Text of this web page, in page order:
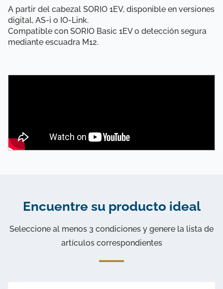
A partir del cabezal SORIO 1EV, disponible en versiones
digital, AS-i o IO-Link.
Compatible con SORIO Basic 1EV o detección segura
mediante escuadra M12.
Encuentre su producto ideal
Seleccione al menos 3 condiciones y genere la lista de
artículos correspondientes